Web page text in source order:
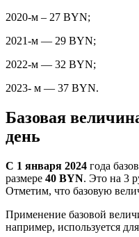
2020-м – 27 BYN;
2021-м — 29 BYN;
2022-м — 32 BYN;
2023- м — 37 BYN.
Базовая
день
С 1 января 2024 года
размере 40 BYN. Это на 3
Отметим, что базовую
Применение базовой
например, используется